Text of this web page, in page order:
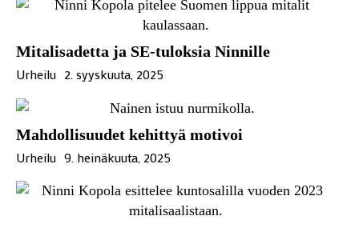
Mitalisadetta ja SE-tuloksia Ninnille
Urheilu 2. syyskuuta, 2025
Mahdollisuudet kehittyä motivoi
Urheilu 9. heinäkuuta, 2025